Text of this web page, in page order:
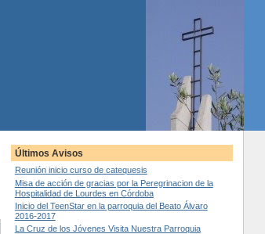
Últimos Avisos
Reunión inicio curso de catequesis
Misa de acción de gracias por la Peregrinacion de la
Hospitalidad de Lourdes en Córdoba
Inicio del TeenStar en la parroquia del Beato Álvaro
2016-2017
La Cruz de los Jóvenes Visita Nuestra Parroquia